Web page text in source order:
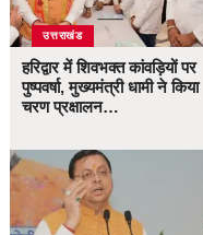
उत्तराखंड
हरिद्वार में शिवभक्त कांवड़ियों पर
पुष्पवर्षा, मुख्यमंत्री धामी ने किया
चरण प्रक्षालन…